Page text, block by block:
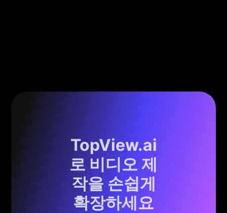
TopView.ai
로 비디오 제
작을 손쉽게
확장하세요